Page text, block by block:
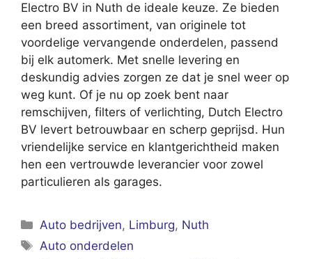
Electro BV in Nuth de ideale keuze. Ze bieden
een breed assortiment, van originele tot
voordelige vervangende onderdelen, passend
bij elk automerk. Met snelle levering en
deskundig advies zorgen ze dat je snel weer op
weg kunt. Of je nu op zoek bent naar
remschijven, filters of verlichting, Dutch Electro
BV levert betrouwbaar en scherp geprijsd. Hun
vriendelijke service en klantgerichtheid maken
hen een vertrouwde leverancier voor zowel
particulieren als garages.
Categorieën
Auto bedrijven, Limburg, Nuth
Tags
Auto onderdelen